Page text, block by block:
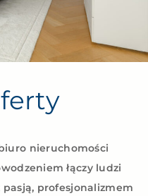
nieruchomości
łączy ludzi
profesjonalizmem